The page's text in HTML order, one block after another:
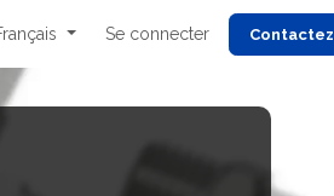
Se connecter Cont